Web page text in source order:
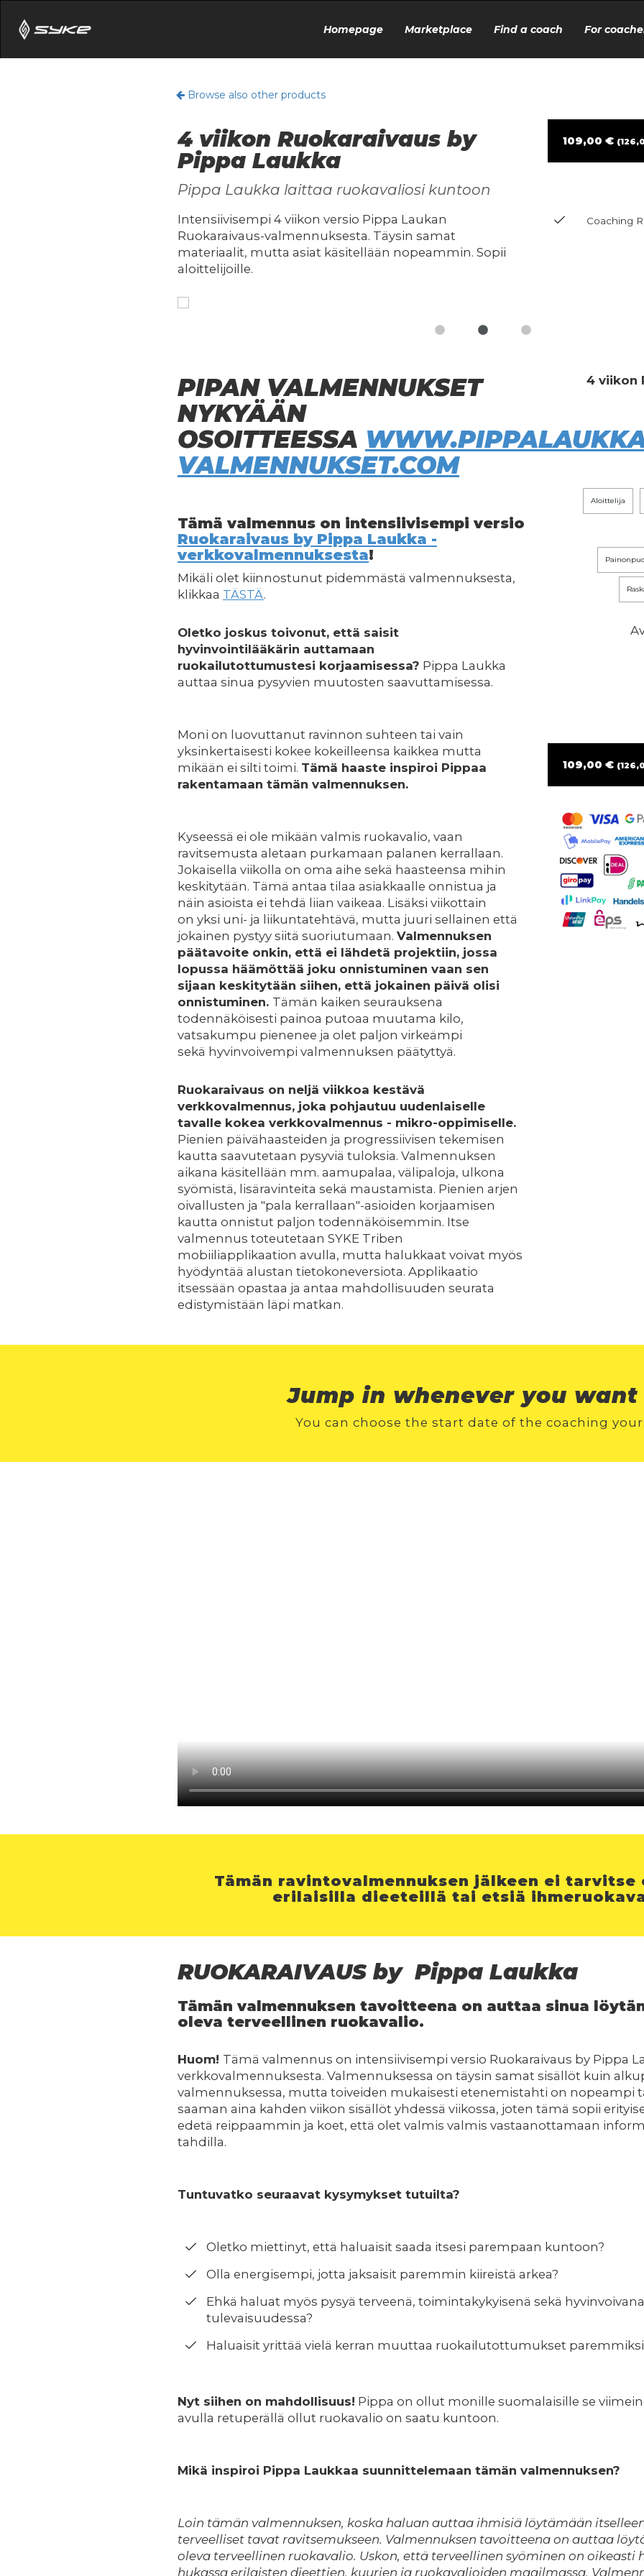
Homepage Marketplace Find a coach For
Browse also other products
4 viikon Ruokaraivaus by
Pippa Laukka
Pippa Laukka laittaa ruokavaliosi kuntoon
Intensiivisempi 4 viikon versio Pippa Laukan
Ruokaraivaus-valmennuksesta. Täysin samat
materiaalit, mutta asiat käsitellään nopeammin. Sopii
aloittelijoille.
109,00 €
Coaching
PIPAN VALMENNUKSET
NYKYÄÄN
OSOITTEESSA
VALMENNUKSET.COM
Tämä valmennus on intensiivisempi versio
Ruokaraivaus by Pippa Laukka -
verkkovalmennuksesta!
Mikäli olet kiinnostunut pidemmästä valmennuksesta,
klikkaa TÄSTÄ.
Oletko joskus toivonut, että saisit
hyvinvointilääkärin auttamaan
ruokailutottumustesi korjaamisessa? Pippa Laukka
auttaa sinua pysyvien muutosten saavuttamisessa.
Moni on luovuttanut ravinnon suhteen tai vain
yksinkertaisesti kokee kokeilleensa kaikkea mutta
mikään ei silti toimi. Tämä haaste inspiroi Pippaa
rakentamaan tämän valmennuksen.
Kyseessä ei ole mikään valmis ruokavalio, vaan
ravitsemusta aletaan purkamaan palanen kerrallaan.
Jokaisella viikolla on oma aihe sekä haasteensa mihin
keskitytään. Tämä antaa tilaa asiakkaalle onnistua ja
näin asioista ei tehdä liian vaikeaa. Lisäksi viikottain
on yksi uni- ja liikuntatehtävä, mutta juuri sellainen että
jokainen pystyy siitä suoriutumaan. Valmennuksen
päätavoite onkin, että ei lähdetä projektiin, jossa
lopussa häämöttää joku onnistuminen vaan sen
sijaan keskitytään siihen, että jokainen päivä olisi
onnistuminen. Tämän kaiken seurauksena
todennäköisesti painoa putoaa muutama kilo,
vatsakumpu pienenee ja olet paljon virkeämpi
sekä hyvinvoivempi valmennuksen päätyttyä.
Ruokaraivaus on neljä viikkoa kestävä
verkkovalmennus, joka pohjautuu uudenlaiselle
tavalle kokea verkkovalmennus - mikro-oppimiselle.
Pienien päivähaasteiden ja progressiivisen tekemisen
kautta saavutetaan pysyviä tuloksia. Valmennuksen
aikana käsitellään mm. aamupalaa, välipaloja, ulkona
syömistä, lisäravinteita sekä maustamista. Pienien arjen
oivallusten ja "pala kerrallaan"-asioiden korjaamisen
kautta onnistut paljon todennäköisemmin. Itse
valmennus toteutetaan SYKE Triben
mobiiliapplikaation avulla, mutta halukkaat voivat myös
hyödyntää alustan tietokoneversiota. Applikaatio
itsessään opastaa ja antaa mahdollisuuden seurata
edistymistään läpi matkan.
4 viikon
aloittelija
109,00 €
Jump in whenever you
You can choose the start date of the coaching
Tämän ravintovalmennuksen jälkeen ei tarvitse
erilaisilla dieeteillä tai etsiä
RUOKARAIVAUS by Pippa Laukka
Tämän valmennuksen tavoitteena on auttaa sinua
oleva terveellinen ruokavalio.
Huom! Tämä valmennus on intensiivisempi versio Ruokaraivaus by Pippa
verkkovalmennuksesta. Valmennuksessa on täysin samat sisällöt kuin
valmennuksessa, mutta toiveiden mukaisesti etenemistahti on nopeampi
saaman aina kahden viikon sisällöt yhdessä viikossa, joten tämä sopii
edetä reippaammin ja koet, että olet valmis valmis vastaanottamaan
tahdilla.
Tuntuvatko seuraavat kysymykset tutuilta?
Oletko miettinyt, että haluaisit saada itsesi parempaan kuntoon?
Olla energisempi, jotta jaksaisit paremmin kiireistä arkea?
Ehkä haluat myös pysyä terveenä, toimintakykyisenä sekä
tulevaisuudessa?
Haluaisit yrittää vielä kerran muuttaa ruokailutottumukset paremmiksi
Nyt siihen on mahdollisuus! Pippa on ollut monille suomalaisille se
avulla retuperällä ollut ruokavalio on saatu kuntoon.
Mikä inspiroi Pippa Laukkaa suunnittelemaan tämän valmennuksen?
Loin tämän valmennuksen, koska haluan auttaa ihmisiä löytämään
terveelliset tavat ravitsemukseen. Valmennuksen tavoitteena on auttaa
oleva terveellinen ruokavalio. Uskon, että terveellinen syöminen on oikeasti
hukassa erilaisten dieettien, kuurien ja ruokavalioiden maailmassa.